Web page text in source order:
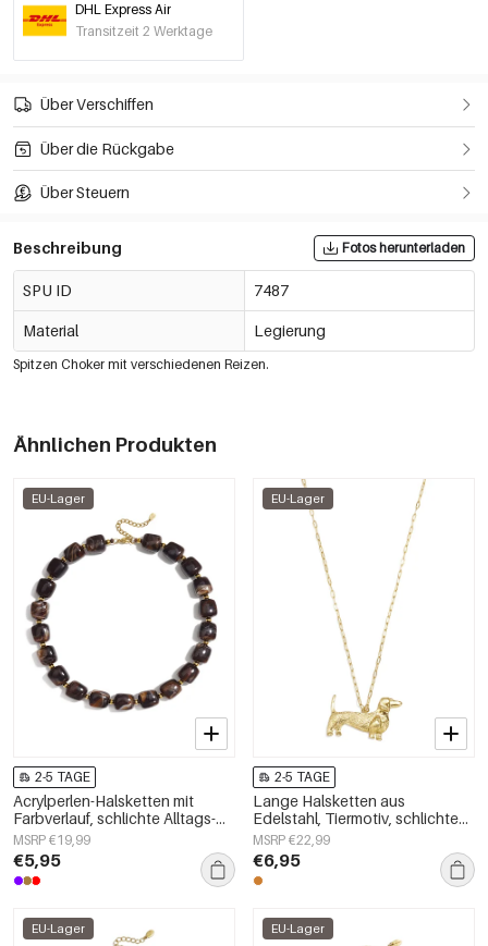
DHL Express Air
Transitzeit 2 Werktage
Über Verschiffen
Über die Rückgabe
Über Steuern
Beschreibung Fotos herunterladen
SPU ID 7487
Material Legierung
Spitzen Choker mit verschiedenen Reizen.
Ähnlichen Produkten
EU-Lager
2-5 TAGE
Acrylperlen-Halsketten mit
Farbverlauf, schlichte Alltags-
Serie, Damenschmuck
MSRP €19,99
€5,95
EU-Lager
2-5 TAGE
Lange Halsketten aus
Edelstahl, Tiermotiv, schlichte
Alltags-Serie, Damenschmuck
MSRP €22,99
€6,95
EU-Lager EU-Lager